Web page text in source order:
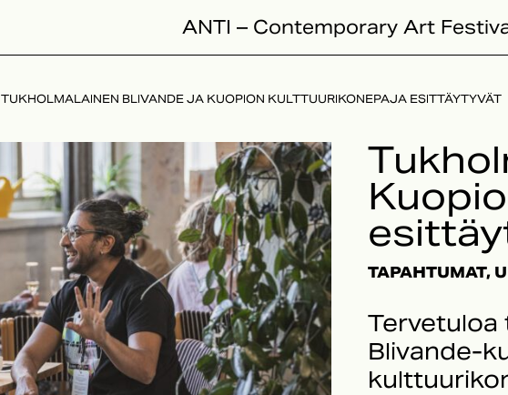
ANTI – Contemporary Art
TUKHOLMALAINEN BLIVANDE JA KUOPION KULTTUURIKONEPAJA ESITTÄYTYVÄT
TAPAHTUMAT,
Blivande-